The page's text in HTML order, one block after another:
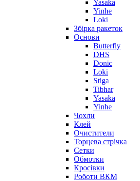
Yasaka
Yinhe
Loki
Збірка ракеток
Основи
Butterfly
DHS
Donic
Loki
Stiga
Tibhar
Yasaka
Yinhe
Чохли
Клей
Очистители
Торцева стрічка
Сетки
Обмотки
Кросівки
Роботи ВКМ